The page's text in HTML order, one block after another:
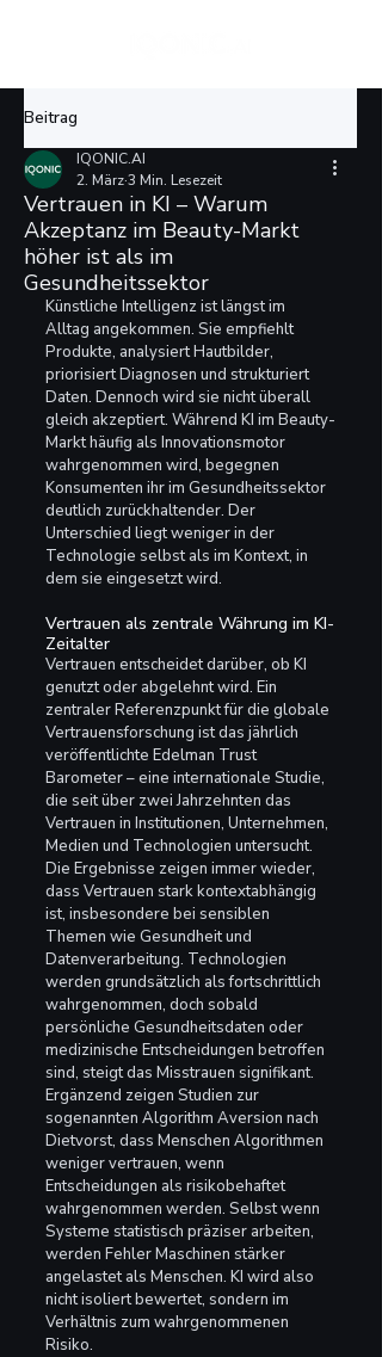
Beitrag
Vertrauen in KI – Warum
Akzeptanz im Beauty-Markt
höher ist als im
Gesundheitssektor
IQONIC.AI
2. März3 Min. Lesezeit
Künstliche Intelligenz ist längst im
Alltag angekommen. Sie empfiehlt
Produkte, analysiert Hautbilder,
priorisiert Diagnosen und strukturiert
Daten. Dennoch wird sie nicht überall
gleich akzeptiert. Während KI im Beauty-
Markt häufig als Innovationsmotor
wahrgenommen wird, begegnen
Konsumenten ihr im Gesundheitssektor
deutlich zurückhaltender. Der
Unterschied liegt weniger in der
Technologie selbst als im Kontext, in
dem sie eingesetzt wird.
Vertrauen als zentrale Währung im KI-
Zeitalter
Vertrauen entscheidet darüber, ob KI
genutzt oder abgelehnt wird. Ein
zentraler Referenzpunkt für die globale
Vertrauensforschung ist das jährlich
veröffentlichte Edelman Trust
Barometer – eine internationale Studie,
die seit über zwei Jahrzehnten das
Vertrauen in Institutionen, Unternehmen,
Medien und Technologien untersucht.
Die Ergebnisse zeigen immer wieder,
dass Vertrauen stark kontextabhängig
ist, insbesondere bei sensiblen
Themen wie Gesundheit und
Datenverarbeitung. Technologien
werden grundsätzlich als fortschrittlich
wahrgenommen, doch sobald
persönliche Gesundheitsdaten oder
medizinische Entscheidungen betroffen
sind, steigt das Misstrauen signifikant.
Ergänzend zeigen Studien zur
sogenannten Algorithm Aversion nach
Dietvorst, dass Menschen Algorithmen
weniger vertrauen, wenn
Entscheidungen als risikobehaftet
wahrgenommen werden. Selbst wenn
Systeme statistisch präziser arbeiten,
werden Fehler Maschinen stärker
angelastet als Menschen. KI wird also
nicht isoliert bewertet, sondern im
Verhältnis zum wahrgenommenen
Risiko.